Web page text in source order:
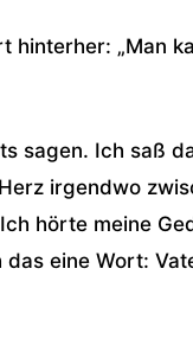
hinterher: „Man
sagen. Ich saß
irgendwo
hörte meine
das eine Wort: